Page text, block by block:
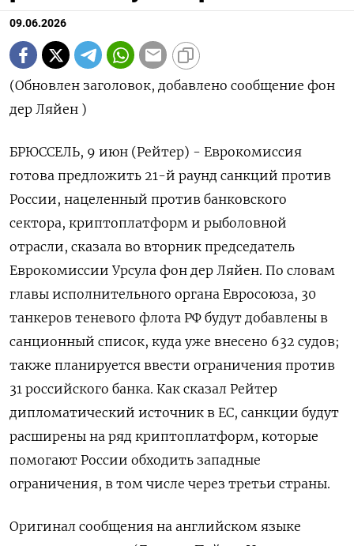
09.06.2026
(Обновлен заголовок, добавлено сообщение фон
дер Ляйен )
БРЮССЕЛЬ, 9 июн (Рейтер) - ‌Еврокомиссия
готова предложить 21-й раунд санкций против
России, нацеленный ​против ​банковского
сектора, ​криптоплатформ и рыболовной
⁠отрасли, ‌сказала во вторник председатель
‌Еврокомиссии Урсула фон дер Ляйен. По ​словам
главы ‌исполнительного органа Евросоюза, 30 ​
танкеров теневого флота РФ будут ‌добавлены в
санционный список, куда уже внесено 632 ​судов; ​
также ‌планируется ввести ограничения против
31 ​российского банка. Как сказал Рейтер
дипломатический источник в ЕС, санкции будут
расширены на ряд криптоплатформ, которые
помогают России обходить ​западные
⁠ограничения, в том числе через ‌третьи страны.
Оригинал сообщения ‌на английском языке